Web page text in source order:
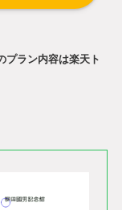
プラン内容は楽天ト